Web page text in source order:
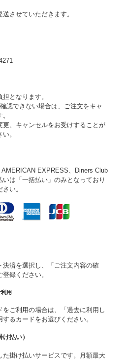
させていただきます。
となります。
認できない場合は、ご注文をキャ
、キャンセルをお受けすることが
。
EXPRESS、Diners Club
は「一括払い」のみとなっており
い。
決済を選択し、「ご注文内容の確
録ください。
用
ご利用の場合は、「過去に利用し
るカードをお選びください。
払い）
掛け払いサービスです。月額最大